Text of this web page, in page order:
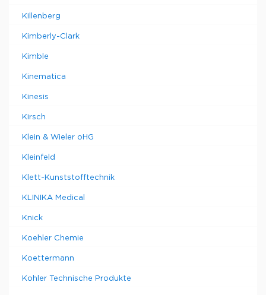
Killenberg
Kimberly-Clark
Kimble
Kinematica
Kinesis
Kirsch
Klein & Wieler oHG
Kleinfeld
Klett-Kunststofftechnik
KLINIKA Medical
Knick
Koehler Chemie
Koettermann
Kohler Technische Produkte